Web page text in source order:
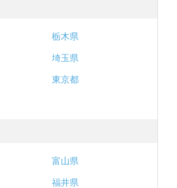
栃木県
埼玉県
東京都
富山県
福井県